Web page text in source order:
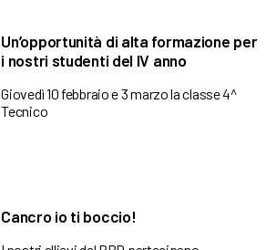
Un’opportunità di alta formazione per
i nostri studenti del IV anno
Giovedì 10 febbraio e 3 marzo la classe 4^
Tecnico
Cancro io ti boccio!